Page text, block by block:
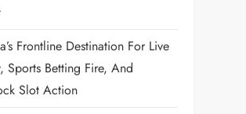
Frontline Destination For Live
Sports Betting Fire, And
Slot Action